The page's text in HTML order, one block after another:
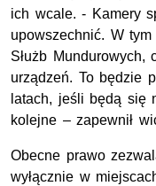
ich wcale. - Kamery
upowszechnić. W
Służb Mundurowych,
urządzeń. To będzie
latach, jeśli będą się
kolejne – zapewnił
Obecne prawo
wyłącznie w